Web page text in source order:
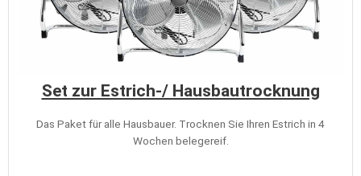
Set zur Estrich-/ Hausbautrocknung
Das Paket für alle Hausbauer. Trocknen Sie Ihren Estrich in 4
Wochen belegereif.